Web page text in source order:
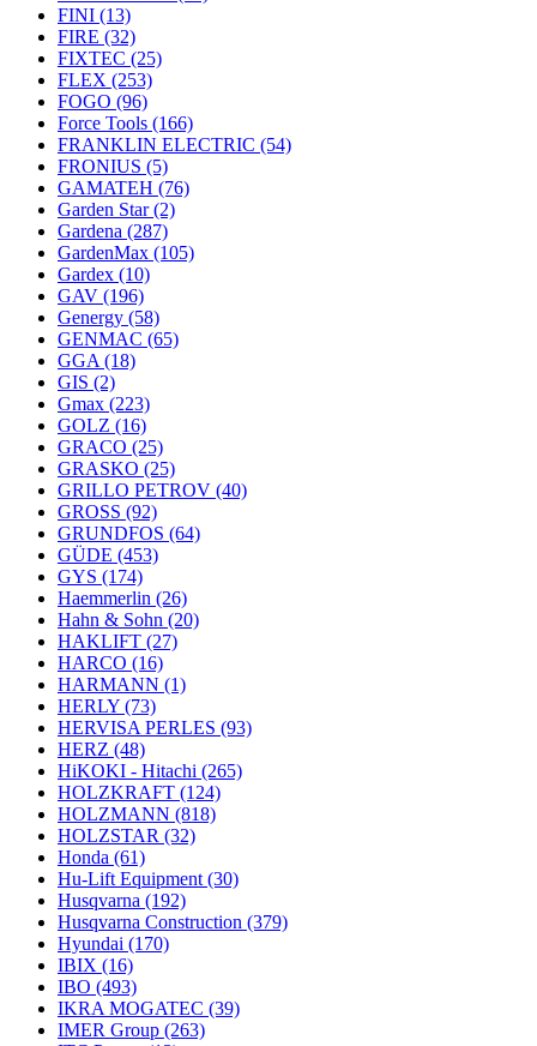
FINI (13)
FIRE (32)
FIXTEC (25)
FLEX (253)
FOGO (96)
Force Tools (166)
FRANKLIN ELECTRIC (54)
FRONIUS (5)
GAMATEH (76)
Garden Star(2)
Gardena (287)
GardenMax (105)
Gardex (10)
GAV (196)
Genergy (58)
GENMAC (65)
GGA (18)
GIS (2)
Gmax (223)
GOLZ (16)
GRACO (25)
GRASKO (25)
GRILLO PETROV (40)
GROSS (92)
GRUNDFOS (64)
GÜDE (453)
GYS (174)
Haemmerlin (26)
Hahn & Sohn (20)
HAKLIFT (27)
HARCO (16)
HARMANN (1)
HERLY (73)
HERVISA PERLES (93)
HERZ (48)
HiKOKI - Hitachi (265)
HOLZKRAFT (124)
HOLZMANN (818)
HOLZSTAR (32)
Honda (61)
Hu-Lift Equipment (30)
Husqvarna (192)
Husqvarna Construction (379)
Hyundai (170)
IBIX (16)
IBO (493)
IKRA MOGATEC (39)
IMER Group (263)